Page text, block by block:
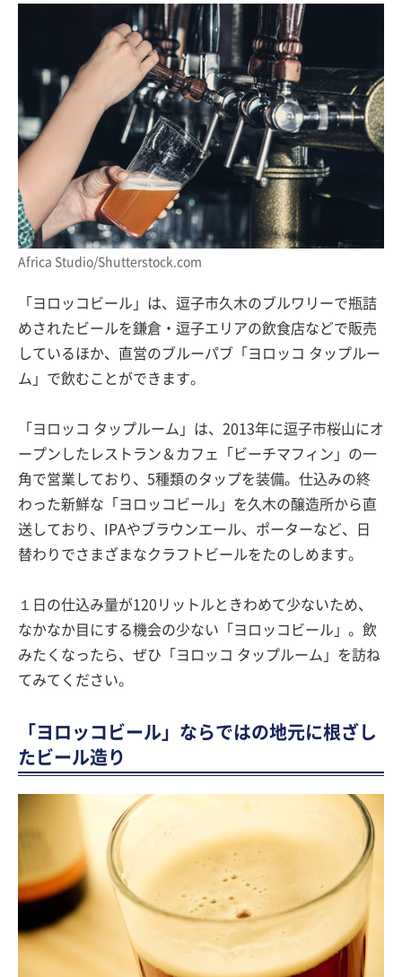
Africa Studio/Shutterstock.com
「ヨロッコビール」は、逗子市久木のブルワリーで瓶詰
めされたビールを鎌倉・逗子エリアの飲食店などで販売
しているほか、直営のブルーパブ「ヨロッコ タップルー
ム」で飲むことができます。
「ヨロッコ タップルーム」は、2013年に逗子市桜山にオ
ープンしたレストラン＆カフェ「ビーチマフィン」の一
角で営業しており、5種類のタップを装備。仕込みの終
わった新鮮な「ヨロッコビール」を久木の醸造所から直
送しており、IPAやブラウンエール、ポーターなど、日
替わりでさまざまなクラフトビールをたのしめます。
１日の仕込み量が120リットルときわめて少ないため、
なかなか目にする機会の少ない「ヨロッコビール」。飲
みたくなったら、ぜひ「ヨロッコ タップルーム」を訪ね
てみてください。
「ヨロッコビール」ならではの地元に根ざし
たビール造り